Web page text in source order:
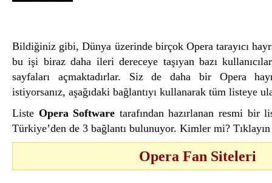
Bildiğiniz gibi, Dünya üzerinde birçok Opera tarayıcı
bu işi biraz daha ileri dereceye taşıyan bazı
sayfaları açmaktadırlar. Siz de daha bir Opera
istiyorsanız, aşağıdaki bağlantıyı kullanarak tüm listeye
Liste Opera Software tarafından hazırlanan resmi bir
Türkiye’den de 3 bağlantı bulunuyor. Kimler mi?
Opera Fan Siteleri